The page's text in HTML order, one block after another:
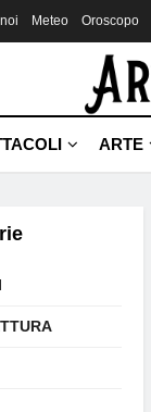
Meteo Oroscopo
ARTE